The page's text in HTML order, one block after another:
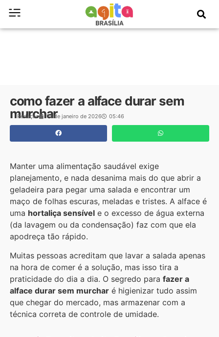
como fazer a alface durar sem
murchar
Redação 14 de janeiro de 2026 05:46
Manter uma alimentação saudável exige
planejamento, e nada desanima mais do que abrir a
geladeira para pegar uma salada e encontrar um
maço de folhas escuras, meladas e tristes. A alface é
uma hortaliça sensível e o excesso de água externa
(da lavagem ou da condensação) faz com que ela
apodreça tão rápido.
Muitas pessoas acreditam que lavar a salada apenas
na hora de comer é a solução, mas isso tira a
praticidade do dia a dia. O segredo para fazer a
alface durar sem murchar é higienizar tudo assim
que chegar do mercado, mas armazenar com a
técnica correta de controle de umidade.